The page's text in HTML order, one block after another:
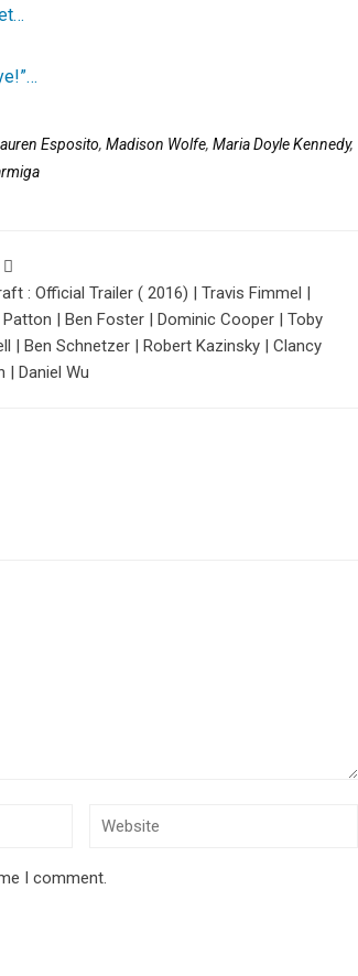
Esposito, Madison Wolfe, Maria Doyle Kennedy,
: Official Trailer ( 2016) | Travis Fimmel |
Patton | Ben Foster | Dominic Cooper | Toby
| Ben Schnetzer | Robert Kazinsky | Clancy
| Daniel Wu
I comment.